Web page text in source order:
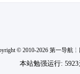
© 2010-2026 第一导航 ╎
本站勉强运行: